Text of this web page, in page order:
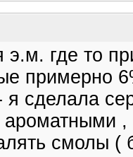
где то
примерно
я сделала
ароматными
смолы (